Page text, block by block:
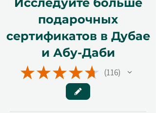
подарочных
сертификатов в Дубае
и Абу-Даби
★★★★★ 116
116